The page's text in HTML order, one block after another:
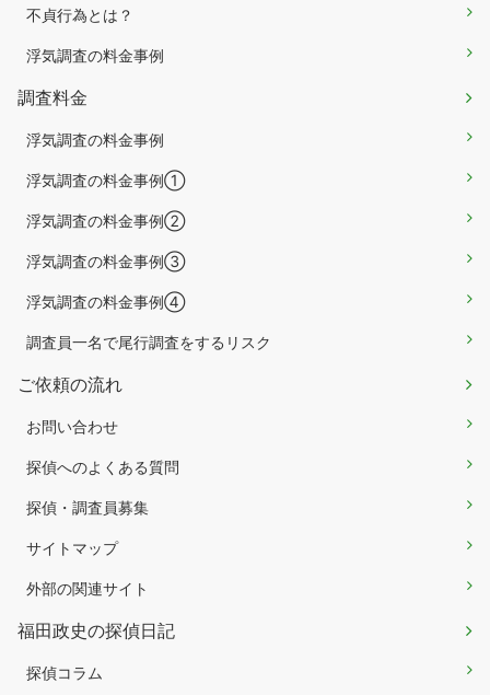
不貞行為とは？
浮気調査の料金事例
調査料金
浮気調査の料金事例
浮気調査の料金事例①
浮気調査の料金事例②
浮気調査の料金事例③
浮気調査の料金事例④
調査員一名で尾行調査をするリスク
ご依頼の流れ
お問い合わせ
探偵へのよくある質問
探偵・調査員募集
サイトマップ
外部の関連サイト
福田政史の探偵日記
探偵コラム